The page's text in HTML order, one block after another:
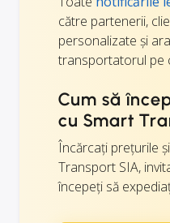
către partenerii,
personalizate și
transportatorul pe
Cum să
cu Smart
Încărcați prețurile
Transport SIA,
începeți să